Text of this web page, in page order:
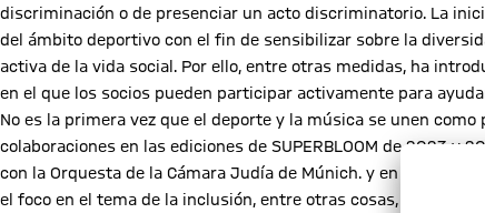
discriminación o de presenciar un acto discriminatorio. La
del ámbito deportivo con el fin de sensibilizar sobre la
activa de la vida social. Por ello, entre otras medidas, ha
en el que los socios pueden participar activamente para
No es la primera vez que el deporte y la música se unen
colaboraciones en las ediciones de SUPERBLOOM de 2023
con la Orquesta de la Cámara Judía de Múnich. y en los
el foco en el tema de la inclusión, entre otras cosas, junto con